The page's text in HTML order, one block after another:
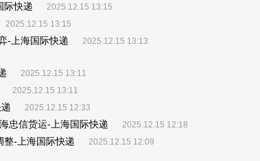
际快递 2025.12.15 13:15
2025.12.15 13:15
-上海国际快递 2025.12.15 13:13
2025.12.15 13:11
2025.12.15 13:11
2025.12.15 12:33
忠信货运-上海国际快递 2025.12.15 12:18
整-上海国际快递 2025.12.15 12:09